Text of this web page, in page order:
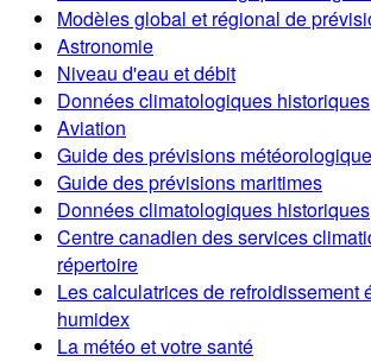
Modèles global et régional de
Astronomie
Niveau d'eau et débit
Données climatologiques historiques
Aviation
Guide des prévisions
Guide des prévisions maritimes
Données climatologiques historiques
Centre canadien des services
répertoire
Les calculatrices de refroidissement
humidex
La météo et votre santé